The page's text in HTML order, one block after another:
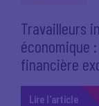
Travailleurs
économique
financière
Lire l'article